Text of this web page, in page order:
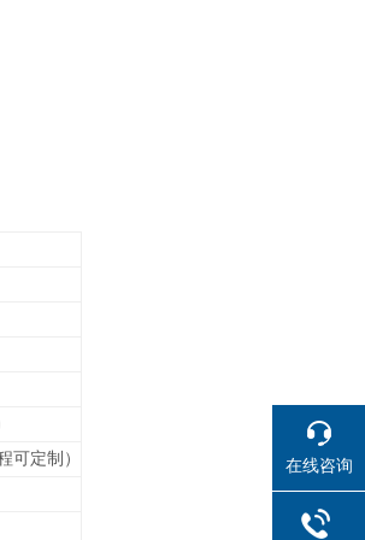
可定制）
在线咨询